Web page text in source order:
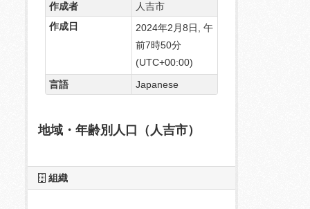
作成者
人吉市
作成日
2024年2月8日, 午
前7時50分
(UTC+00:00)
言語
Japanese
地域・年齢別人口（人吉市）
組織